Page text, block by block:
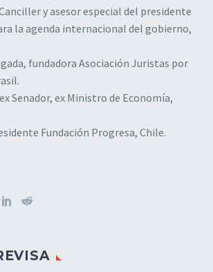
y asesor especial del presidente
la agenda internacional del gobierno,
fundadora Asociación Juristas por
Senador, ex Ministro de Economía,
Fundación Progresa, Chile.